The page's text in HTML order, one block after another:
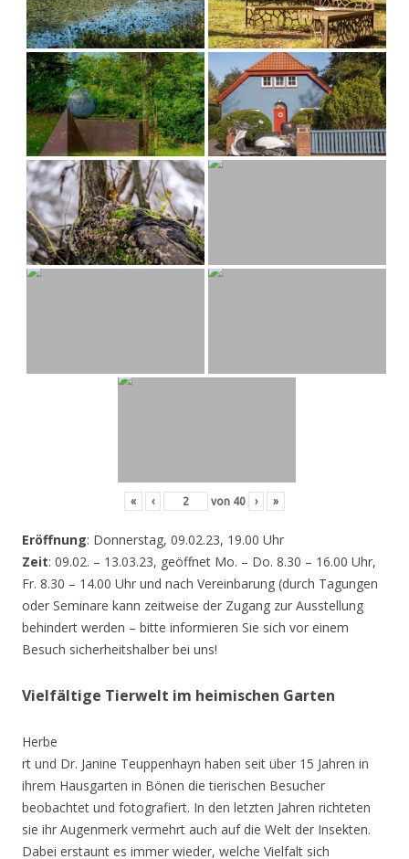
« ‹ von 40 › »
Eröffnung: Donnerstag, 09.02.23, 19.00 Uhr
Zeit: 09.02. – 13.03.23, geöffnet Mo. – Do. 8.30 – 16.00 Uhr,
Fr. 8.30 – 14.00 Uhr und nach Vereinbarung (durch Tagungen
oder Seminare kann zeitweise der Zugang zur Ausstellung
behindert werden – bitte informieren Sie sich vor einem
Besuch sicherheitshalber bei uns!
Vielfältige Tierwelt im heimischen Garten
Herbe
rt und Dr. Janine Teuppenhayn haben seit über 15 Jahren in
ihrem Hausgarten in Bönen die tierischen Besucher
beobachtet und fotografiert. In den letzten Jahren richteten
sie ihr Augenmerk vermehrt auch auf die Welt der Insekten.
Dabei erstaunt es immer wieder, welche Vielfalt sich